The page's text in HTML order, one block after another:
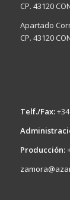
CP. 43120
Apartado
CP. 43120
Telf./Fax:+34
Producción: